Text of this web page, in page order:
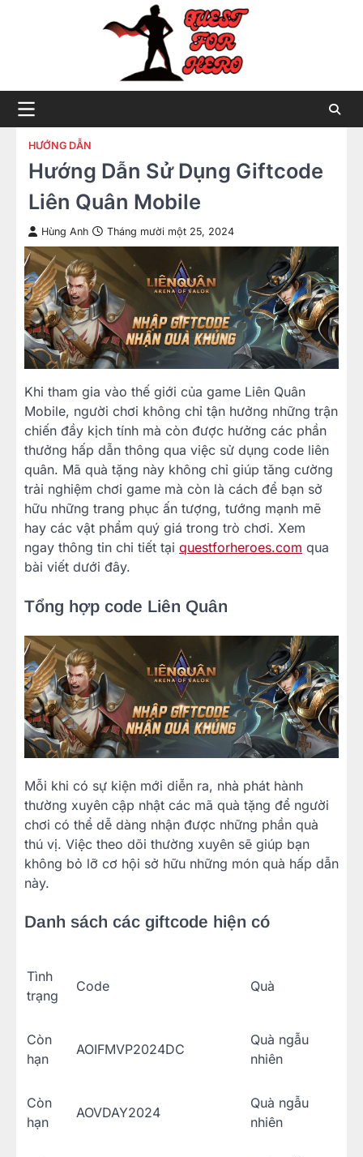
HƯỚNG DẪN
Hướng Dẫn Sử Dụng Giftcode
Liên Quân Mobile
Hùng Anh Tháng mười một 25, 2024
Khi tham gia vào thế giới của game Liên Quân
Mobile, người chơi không chỉ tận hưởng những trận
chiến đầy kịch tính mà còn được hưởng các phần
thưởng hấp dẫn thông qua việc sử dụng code liên
quân. Mã quà tặng này không chỉ giúp tăng cường
trải nghiệm chơi game mà còn là cách để bạn sở
hữu những trang phục ấn tượng, tướng mạnh mẽ
hay các vật phẩm quý giá trong trò chơi. Xem
ngay thông tin chi tiết tại questforheroes.com qua
bài viết dưới đây.
Tổng hợp code Liên Quân
Mỗi khi có sự kiện mới diễn ra, nhà phát hành
thường xuyên cập nhật các mã quà tặng để người
chơi có thể dễ dàng nhận được những phần quà
thú vị. Việc theo dõi thường xuyên sẽ giúp bạn
không bỏ lỡ cơ hội sở hữu những món quà hấp dẫn
này.
Danh sách các giftcode hiện có
Tình
trạng
Code Quà
Còn
hạn
AOIFMVP2024DC
Quà ngẫu
nhiên
Còn
hạn
AOVDAY2024
Quà ngẫu
nhiên